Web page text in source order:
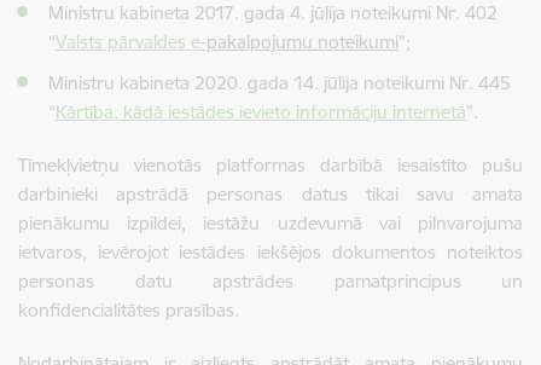
Ministru kabineta 2017. gada 4. jūlija noteikumi Nr. 402
“Valsts pārvaldes e-pakalpojumu noteikumi”;
Ministru kabineta 2020. gada 14. jūlija noteikumi Nr. 445
“Kārtība, kādā iestādes ievieto informāciju internetā”.
Tīmekļvietņu vienotās platformas darbībā iesaistīto pušu
darbinieki apstrādā personas datus tikai savu amata
pienākumu izpildei, iestāžu uzdevumā vai pilnvarojuma
ietvaros, ievērojot iestādes iekšējos dokumentos noteiktos
personas datu apstrādes pamatprincipus un
konfidencialitātes prasības.